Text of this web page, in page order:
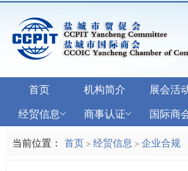
首页 机构简介 展会活
经贸信息
商事认证 国际商
当前位置： 首页 > 经贸信息 > 企业合规